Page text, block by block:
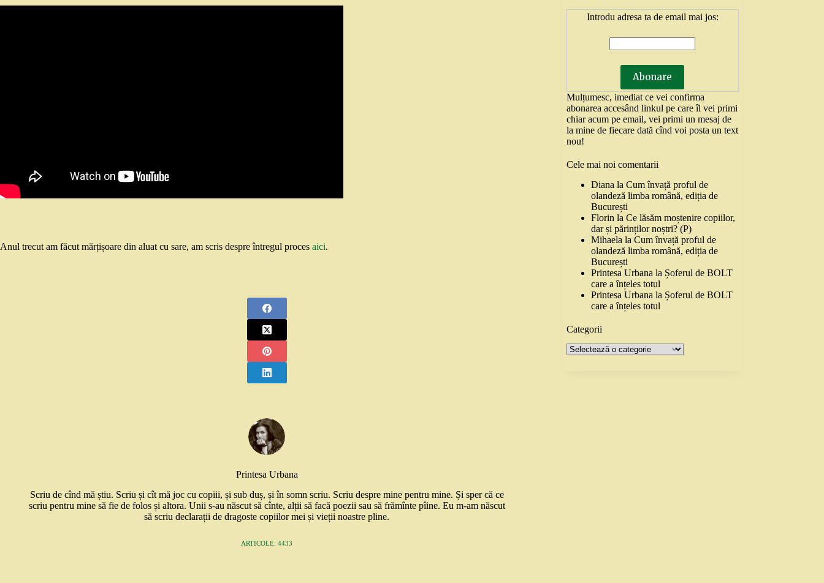
Anul trecut am făcut mărțișoare din aluat cu sare, am scris despre întregul proces aici.
Printesa Urbana
Scriu de cînd mă știu. Scriu și cît mă joc cu copiii, și sub duș, și în somn scriu. Scriu despre mine pentru mine. Și sper că ce
scriu pentru mine să fie de folos și altora. Unii s-au născut să cînte, alții să facă poezii sau să frămînte pîine. Eu m-am născut
să scriu declarații de dragoste copiilor mei și vieții noastre pline.
ARTICOLE: 4433
Introdu adresa ta de email mai jos:
Mulțumesc, imediat ce vei confirma
abonarea accesând linkul pe care îl vei primi
chiar acum pe email, vei primi un mesaj de
la mine de fiecare dată cînd voi posta un text
nou!
Cele mai noi comentarii
Diana laCum învață proful de
olandeză limba română, ediția de
București
Florin laCe lăsăm moștenire copiilor,
dar și părinților noștri? (P)
Mihaela laCum învață proful de
olandeză limba română, ediția de
București
Printesa Urbana la Șoferul de BOLT
care a înțeles totul
Printesa Urbana la Șoferul de BOLT
care a înțeles totul
Categorii
Categorii